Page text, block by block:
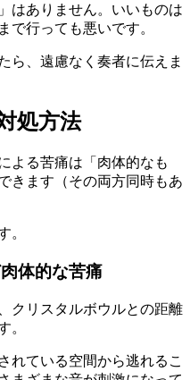
はありません。いいものは
で行っても悪いです。
ら、遠慮なく奏者に伝えま
処方法
よる苦痛は「肉体的なも
きます（その両方同時もあ
。
体的な苦痛
クリスタルボウルとの距離
。
れている空間から逃れるこ